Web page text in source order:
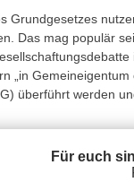
Grundgesetzes
Das mag populär
„in
überführt werden
Für euch